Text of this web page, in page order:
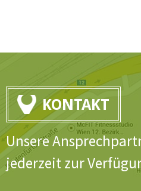
KONTAKT
Unsere
jederzeit zur